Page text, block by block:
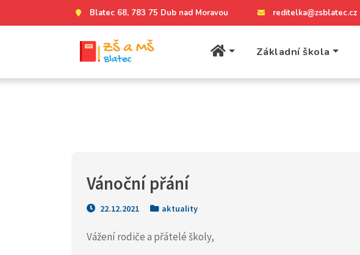
Blatec 68, 783 75 Dub nad Moravou reditelka@zsblatec.cz
Základní škola
Vánoční přání
22.12.2021 aktuality
Vážení rodiče a přátelé školy,